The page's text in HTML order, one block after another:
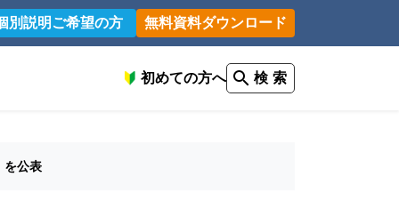
別説明ご希望の方 無料資料ダウンロード
初めての方へ 検 索
を公表